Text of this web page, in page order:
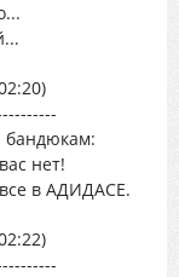
бандюкам:
нет!
в АДИДАСЕ.